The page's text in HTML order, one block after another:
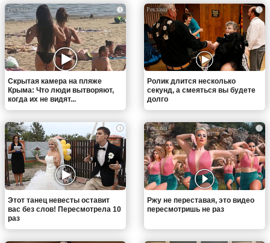
i
Скрытая камера на пляже
Крыма: Что люди вытворяют,
когда их не видят...
i
Ролик длится несколько
секунд, а смеяться вы будете
долго
i
Этот танец невесты оставит
вас без слов! Пересмотрела 10
раз
i
Ржу не переставая, это видео
пересмотришь не раз